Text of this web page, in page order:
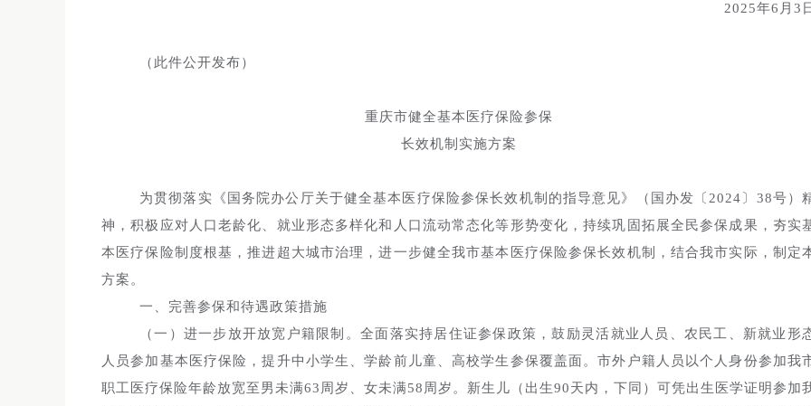
2025年6月3
（此件公开发布）
重庆市健全基本医疗保险参保
长效机制实施方案
为贯彻落实《国务院办公厅关于健全基本医疗保险参保长效机制的指导意见》（国办发〔2024〕38号）
神，积极应对人口老龄化、就业形态多样化和人口流动常态化等形势变化，持续巩固拓展全民参保成果，夯实
本医疗保险制度根基，推进超大城市治理，进一步健全我市基本医疗保险参保长效机制，结合我市实际，制定
方案。
一、完善参保和待遇政策措施
（一）进一步放开放宽户籍限制。全面落实持居住证参保政策，鼓励灵活就业人员、农民工、新就业形
人员参加基本医疗保险，提升中小学生、学龄前儿童、高校学生参保覆盖面。市外户籍人员以个人身份参加我
职工医疗保险年龄放宽至男未满63周岁、女未满58周岁。新生儿（出生90天内，下同）可凭出生医学证明参加